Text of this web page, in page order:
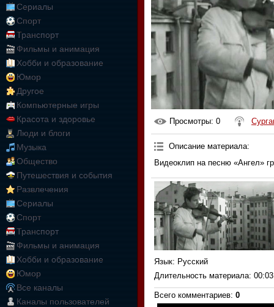
Сериалы
Спорт
Транспорт
Фильмы и анимация
Хобби и образование
Юмор
Другое
Компьютерные игры
Красота и здоровье
Люди и блоги
Музыка
Общество
Путешествия и события
Развлечения
Сериалы
Спорт
Транспорт
Фильмы и анимация
Хобби и образование
Юмор
Все каналы
Каналы пользователей
Просмотры: 0
Описание материала:
Видеоклип на песню «Ангел»
Язык: Русский
Длительность материала:
Всего комментариев: 0